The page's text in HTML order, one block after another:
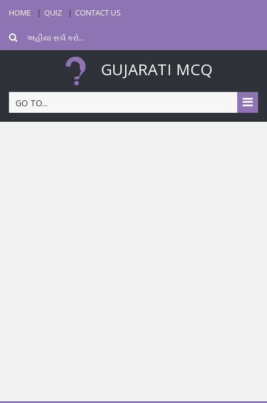
HOME QUIZ CONTACT US
GUJARATI MCQ
GO TO...